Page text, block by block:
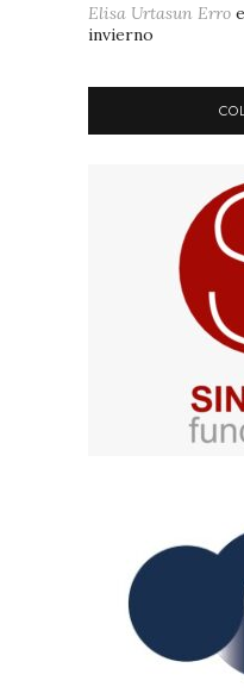
Elisa Urtasun Erro
invierno